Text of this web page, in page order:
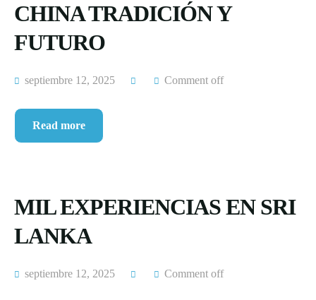
CHINA TRADICIÓN Y
FUTURO
septiembre 12, 2025 Comment off
Read more
MIL EXPERIENCIAS EN SRI
LANKA
septiembre 12, 2025 Comment off